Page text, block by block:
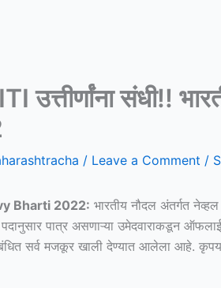
उत्तीर्णांना संधी!!
/ Leave a Comment /
Bharti 2022: भारतीय नौदल अंतर्गत
पदानुसार पात्र असणाऱ्या उमेदवाराकडून
सर्व मजकूर खाली देण्यात आलेला आहे. कृपया